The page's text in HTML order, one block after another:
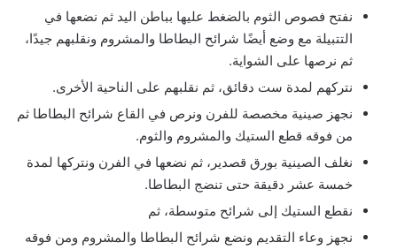
نفتح فصوص الثوم بالضغط عليها بباطن اليد ثم نضعها في
التتبيلة مع وضع أيضًا شرائح البطاطا والمشروم ونقلبهم جيدًا،
ثم نرصها على الشواية.
نتركهم لمدة ست دقائق، ثم نقلبهم على الناحية الأخرى.
نجهز صينية مخصصة للفرن ونرص في القاع شرائح البطاطا ثم
من فوقه قطع الستيك والمشروم والثوم.
نغلف الصينية بورق قصدير، ثم نضعها في الفرن ونتركها لمدة
خمسة عشر دقيقة حتى تنضج البطاطا.
نقطع الستيك إلى شرائح متوسطة، ثم
نجهز وعاء التقديم ونضع شرائح البطاطا والمشروم ومن فوقه